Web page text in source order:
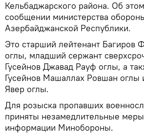
Кельбаджарского района. Об
сообщении министерства
Азербайджанской Республики.
Это старший лейтенант Багиров
оглы, младший сержант
Гусейнов Джавад Рауф оглы, а
Гусейнов Машаллах Ровшан оглы
Явер оглы.
Для розыска пропавших
приняты незамедлительные
информации Минобороны.